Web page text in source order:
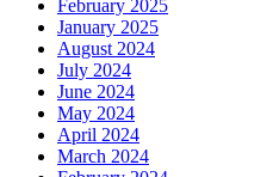
February 2025
January 2025
August 2024
July 2024
June 2024
May 2024
April 2024
March 2024